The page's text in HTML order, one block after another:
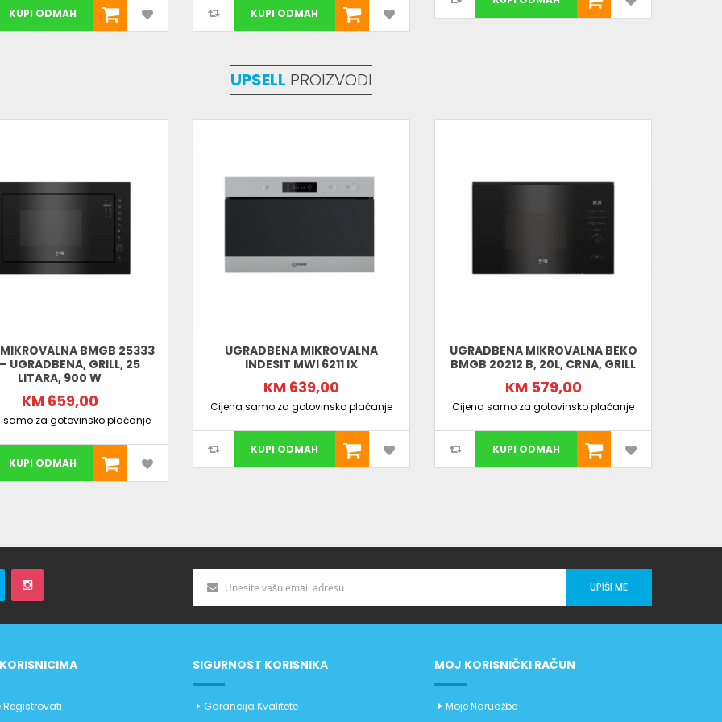
KUPI ODMAH KUPI ODMAH
UPSELL PROIZVODI
BMGB 25333
UGRADBENA, GRILL, 25
LITARA, 900 W
KM 659,00
samo za gotovinsko plaćanje
KUPI ODMAH
UGRADBENA MIKROVALNA
INDESIT MWI 6211 IX
KM 639,00
Cijena samo za gotovinsko plaćanje
KUPI ODMAH
UGRADBENA MIKROVALNA BEKO
BMGB 20212 B, 20L, CRNA, GRILL
KM 579,00
Cijena samo za gotovinsko plaćanje
KUPI ODMAH
UPIŠI ME
Registrovati
SIGURNOST KORISNIKA
Garancija Kvalitete
MOJ KORISNIČKI RAČUN
Moje Narudžbe